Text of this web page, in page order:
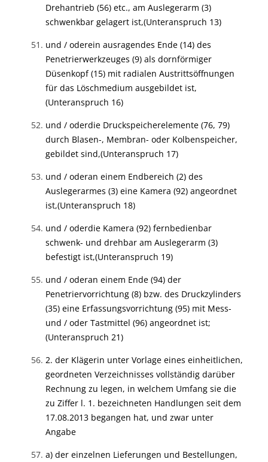
Drehantrieb (56) etc., am Auslegerarm (3)
schwenkbar gelagert ist,(Unteranspruch 13)
und / oderein ausragendes Ende (14) des
Penetrierwerkzeuges (9) als dornförmiger
Düsenkopf (15) mit radialen Austrittsöffnungen
für das Löschmedium ausgebildet ist,
(Unteranspruch 16)
und / oderdie Druckspeicherelemente (76, 79)
durch Blasen-, Membran- oder Kolbenspeicher,
gebildet sind,(Unteranspruch 17)
und / oderan einem Endbereich (2) des
Auslegerarmes (3) eine Kamera (92) angeordnet
ist,(Unteranspruch 18)
und / oderdie Kamera (92) fernbedienbar
schwenk- und drehbar am Auslegerarm (3)
befestigt ist,(Unteranspruch 19)
und / oderan einem Ende (94) der
Penetriervorrichtung (8) bzw. des Druckzylinders
(35) eine Erfassungsvorrichtung (95) mit Mess-
und / oder Tastmittel (96) angeordnet ist;
(Unteranspruch 21)
2. der Klägerin unter Vorlage eines einheitlichen,
geordneten Verzeichnisses vollständig darüber
Rechnung zu legen, in welchem Umfang sie die
zu Ziffer l. 1. bezeichneten Handlungen seit dem
17.08.2013 begangen hat, und zwar unter
Angabe
a) der einzelnen Lieferungen und Bestellungen,